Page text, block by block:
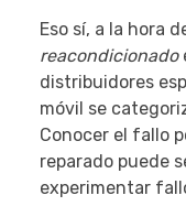
Eso sí, a la hora
reacondicionado
distribuidores
móvil se
Conocer el fallo
reparado puede
experimentar